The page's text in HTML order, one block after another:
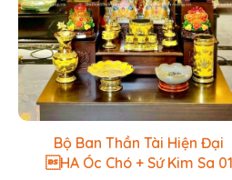
Bộ Ban Thần Tài Hiện Đại
HA Óc Chó + Sứ Kim Sa 01